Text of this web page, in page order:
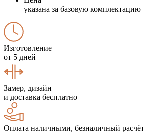
указана за базовую комплектацию
Изготовление
от 5 дней
Замер, дизайн
и доставка бесплатно
Оплата наличными, безналичный